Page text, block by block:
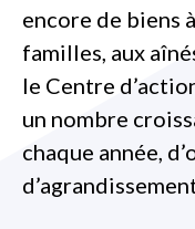
encore de biens
familles, aux
le Centre
un nombre
chaque année,